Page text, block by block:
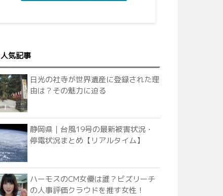
人気記事
日光の社寺が世界遺産に登録された理
由は？その魅力に迫る
静岡県｜台風19号の最新被害状況・
停電状況まとめ【リアルタイム】
ハーモスのCM女優は誰？ビズリーチ
の人事評価クラウドを推す女性！